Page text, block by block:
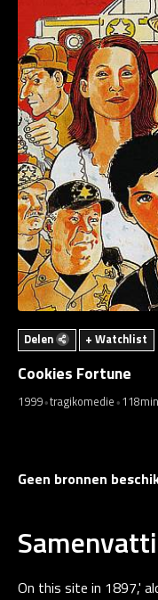
Delen + Watchlist
Cookies Fortune
1999 tragikomedie
Geen bronnen
On this site in 1897,'